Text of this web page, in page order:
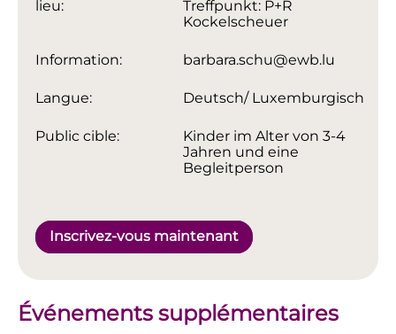
lieu:
Treffpunkt: P+R
Kockelscheuer
Information: barbara.schu@ewb.lu
Langue: Deutsch/ Luxemburgisch
Public cible:
Kinder im Alter von 3-4
Jahren und eine
Begleitperson
Inscrivez-vous maintenant
Événements supplémentaires